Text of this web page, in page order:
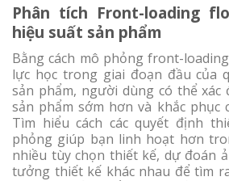
Phân tích Front-loading
hiệu suất sản phẩm
Bằng cách mô phỏng front-
lực học trong giai đoạn đầu của
sản phẩm, người dùng có thể xác
sản phẩm sớm hơn và khắc phục
Tìm hiểu cách các quyết định
phỏng giúp bạn linh hoạt hơn
nhiều tùy chọn thiết kế, dự đoán
tưởng thiết kế khác nhau để tìm